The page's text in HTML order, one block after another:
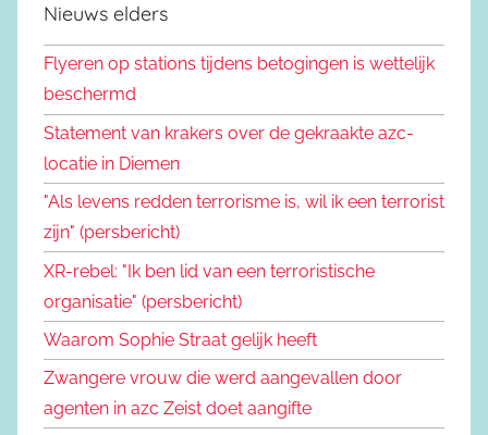
Nieuws elders
Flyeren op stations tijdens betogingen is wettelijk
beschermd
Statement van krakers over de gekraakte azc-
locatie in Diemen
"Als levens redden terrorisme is, wil ik een terrorist
zijn" (persbericht)
XR-rebel: "Ik ben lid van een terroristische
organisatie" (persbericht)
Waarom Sophie Straat gelijk heeft
Zwangere vrouw die werd aangevallen door
agenten in azc Zeist doet aangifte